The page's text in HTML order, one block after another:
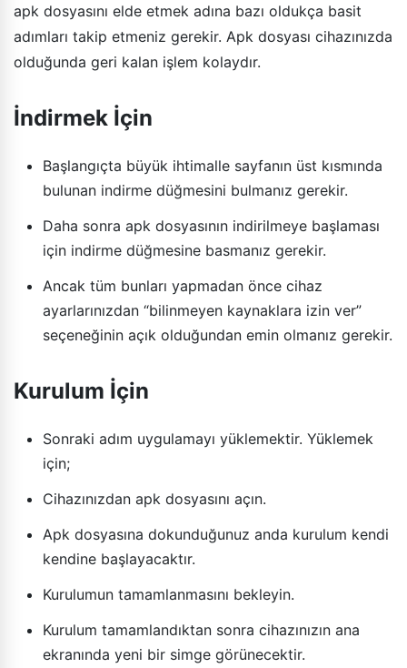
apk dosyasını elde etmek adına bazı oldukça basit
adımları takip etmeniz gerekir. Apk dosyası cihazınızda
olduğunda geri kalan işlem kolaydır.
İndirmek İçin
Başlangıçta büyük ihtimalle sayfanın üst kısmında
bulunan indirme düğmesini bulmanız gerekir.
Daha sonra apk dosyasının indirilmeye başlaması
için indirme düğmesine basmanız gerekir.
Ancak tüm bunları yapmadan önce cihaz
ayarlarınızdan “bilinmeyen kaynaklara izin ver”
seçeneğinin açık olduğundan emin olmanız gerekir.
Kurulum İçin
Sonraki adım uygulamayı yüklemektir. Yüklemek
için;
Cihazınızdan apk dosyasını açın.
Apk dosyasına dokunduğunuz anda kurulum kendi
kendine başlayacaktır.
Kurulumun tamamlanmasını bekleyin.
Kurulum tamamlandıktan sonra cihazınızın ana
ekranında yeni bir simge görünecektir.